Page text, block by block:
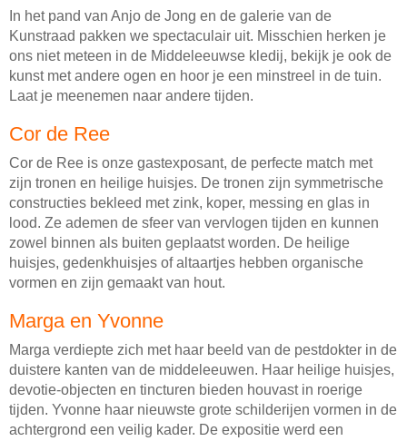
In het pand van Anjo de Jong en de galerie van de
Kunstraad pakken we spectaculair uit. Misschien herken je
ons niet meteen in de Middeleeuwse kledij, bekijk je ook de
kunst met andere ogen en hoor je een minstreel in de tuin.
Laat je meenemen naar andere tijden.
Cor de Ree
Cor de Ree is onze gastexposant, de perfecte match met
zijn tronen en heilige huisjes. De tronen zijn symmetrische
constructies bekleed met zink, koper, messing en glas in
lood. Ze ademen de sfeer van vervlogen tijden en kunnen
zowel binnen als buiten geplaatst worden. De heilige
huisjes, gedenkhuisjes of altaartjes hebben organische
vormen en zijn gemaakt van hout.
Marga en Yvonne
Marga verdiepte zich met haar beeld van de pestdokter in de
duistere kanten van de middeleeuwen. Haar heilige huisjes,
devotie-objecten en tincturen bieden houvast in roerige
tijden. Yvonne haar nieuwste grote schilderijen vormen in de
achtergrond een veilig kader. De expositie werd een